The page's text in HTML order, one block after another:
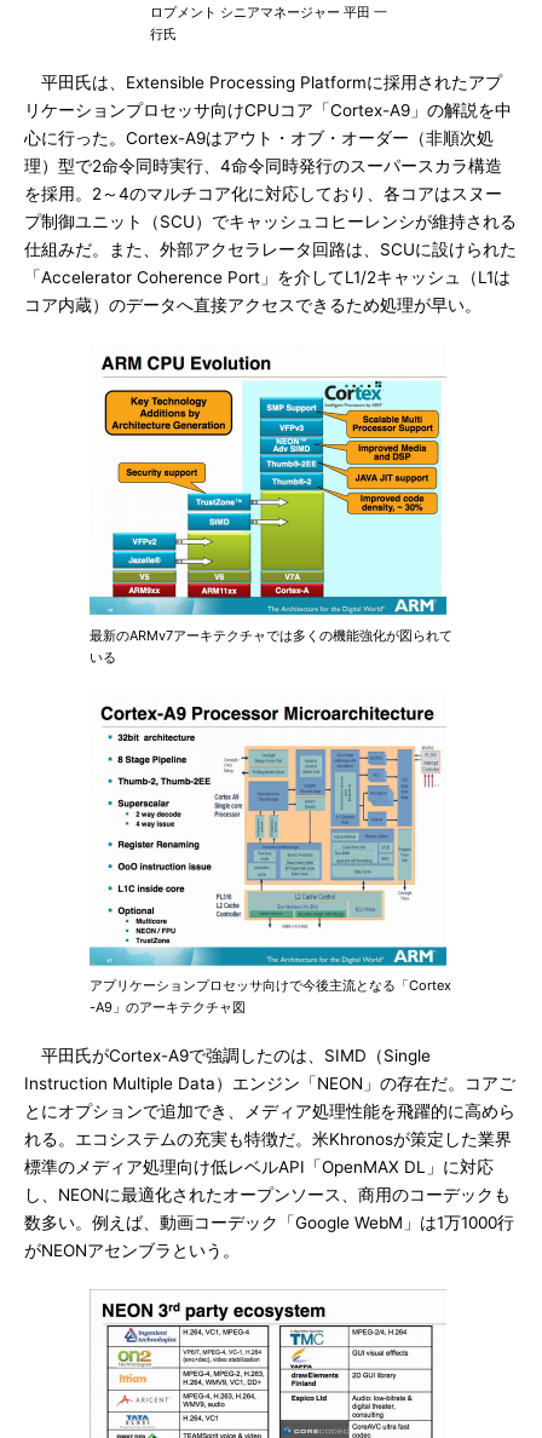
ロプメント シニアマネージャー 平田 一
行氏
平田氏は、Extensible Processing Platformに採用されたアプ
リケーションプロセッサ向けCPUコア「Cortex-A9」の解説を中
心に行った。Cortex-A9はアウト・オブ・オーダー（非順次処
理）型で2命令同時実行、4命令同時発行のスーパースカラ構造
を採用。2～4のマルチコア化に対応しており、各コアはスヌー
プ制御ユニット（SCU）でキャッシュコヒーレンシが維持される
仕組みだ。また、外部アクセラレータ回路は、SCUに設けられた
「Accelerator Coherence Port」を介してL1/2キャッシュ（L1は
コア内蔵）のデータへ直接アクセスできるため処理が早い。
最新のARMv7アーキテクチャでは多くの機能強化が図られて
いる
アプリケーションプロセッサ向けで今後主流となる「Cortex
-A9」のアーキテクチャ図
平田氏がCortex-A9で強調したのは、SIMD（Single
Instruction Multiple Data）エンジン「NEON」の存在だ。コアご
とにオプションで追加でき、メディア処理性能を飛躍的に高めら
れる。エコシステムの充実も特徴だ。米Khronosが策定した業界
標準のメディア処理向け低レベルAPI「OpenMAX DL」に対応
し、NEONに最適化されたオープンソース、商用のコーデックも
数多い。例えば、動画コーデック「Google WebM」は1万1000行
がNEONアセンブラという。